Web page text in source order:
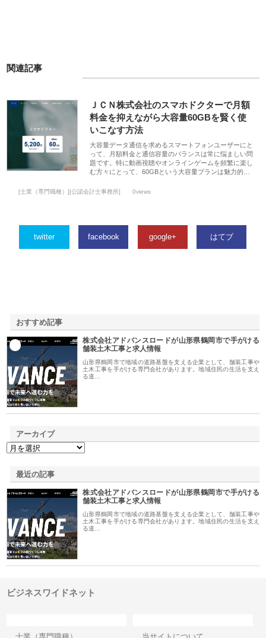
関連記事
ＪＣＮ株式会社のスマホドクターで月額
料金を抑えながら大容量60GBを賢く使
いこなす方法
大容量データ通信を求めるスマートフォンユーザーにと
って、月額料金と通信容量のバランスは常に悩ましい問
題です。特に動画視聴やオンラインゲームを頻繁に楽し
む方々にとって、60GBという大容量プランは魅力的…
[士業（専門職種）][公認会計士事務所] 0views
twitter facebook google+ はてブ
おすすめ記事
株式会社アドバンスロードが山形県鶴岡市で手がける
舗装土木工事と求人情報
山形県鶴岡市で地域の道路基盤を支える企業として、舗装工事や
土木工事を手がける専門会社があります。地域住民の生活を支え
る道…
アーカイブ
最近の記事
株式会社アドバンスロードが山形県鶴岡市で手がける
舗装土木工事と求人情報
山形県鶴岡市で地域の道路基盤を支える企業として、舗装工事や
土木工事を手がける専門会社があります。地域住民の生活を支え
る道…
ビジネスワイドネット